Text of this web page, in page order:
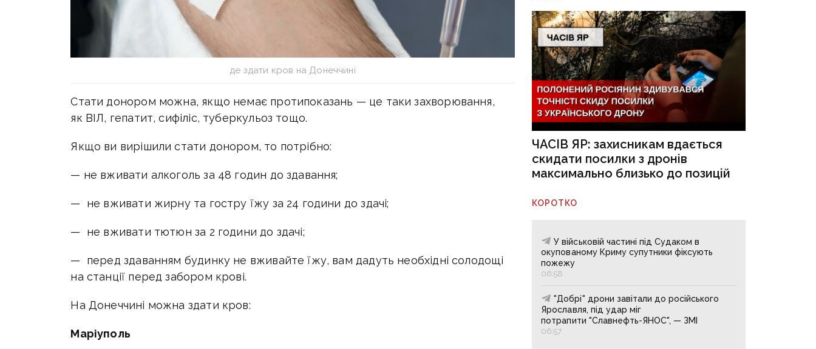
де здати кров на Донеччині
Стати донором можна, якщо немає протипоказань — це таки захворювання,
як ВІЛ, гепатит, сифіліс, туберкульоз тощо.
Якщо ви вирішили стати донором, то потрібно:
— не вживати алкоголь за 48 годин до здавання;
— не вживати жирну та гостру їжу за 24 години до здачі;
— не вживати тютюн за 2 години до здачі;
— перед здаванням будинку не вживайте їжу, вам дадуть необхідні солодощі
на станції перед забором крові.
На Донеччині можна здати кров:
Маріуполь
ЧАСІВ ЯР: захисникам вдається
скидати посилки з дронів
максимально близько до позицій
КОРОТКО
У військовій частині під Судаком в
окупованому Криму супутники фіксують
пожежу
06:58
"Добрі" дрони завітали до російського
Ярославля, під удар міг
потрапити "Славнефть-ЯНОС", — ЗМІ
06:57